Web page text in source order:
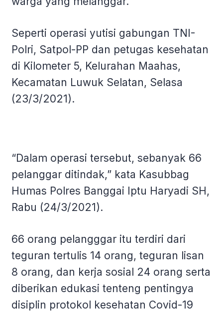
Seperti operasi yutisi gabungan TNI-
Polri, Satpol-PP dan petugas kesehatan
di Kilometer 5, Kelurahan Maahas,
Kecamatan Luwuk Selatan, Selasa
(23/3/2021).
“Dalam operasi tersebut, sebanyak 66
pelanggar ditindak,” kata Kasubbag
Humas Polres Banggai Iptu Haryadi SH,
Rabu (24/3/2021).
66 orang pelangggar itu terdiri dari
teguran tertulis 14 orang, teguran lisan
8 orang, dan kerja sosial 24 orang serta
diberikan edukasi tenteng pentingya
disiplin protokol kesehatan Covid-19